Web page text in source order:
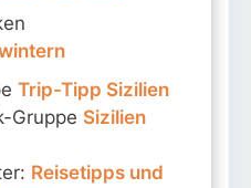
Trip-Tipp Sizilien
Gruppe Sizilien
Reisetipps und